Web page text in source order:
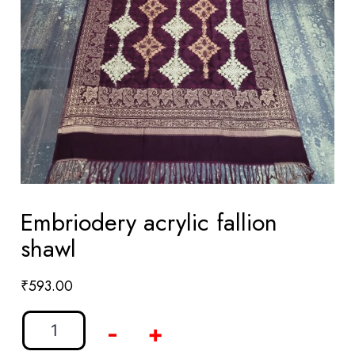
Embriodery acrylic fallion
shawl
₹593.00
- +